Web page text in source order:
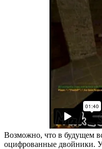
Возможно, что в будущем
оцифрованные двойники.